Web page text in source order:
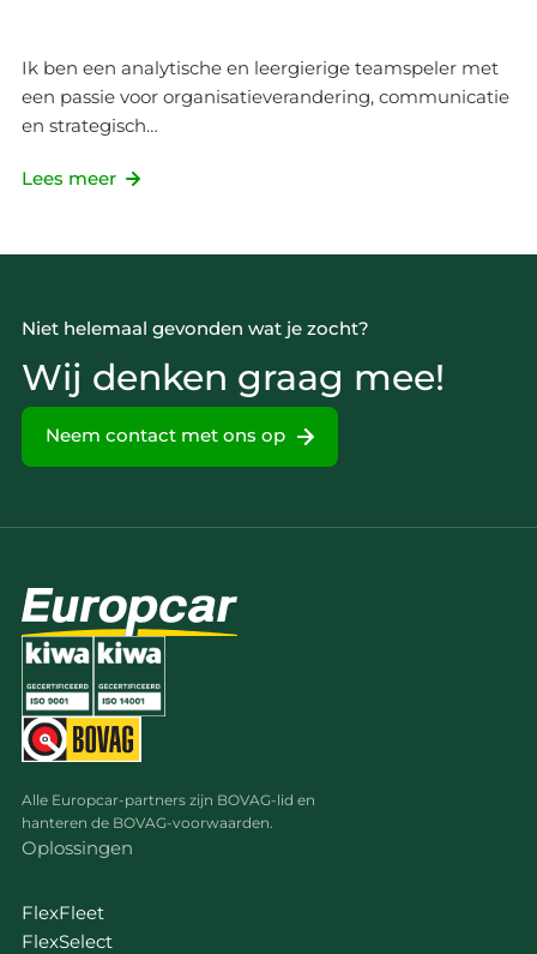
Ik ben een analytische en leergierige teamspeler met
een passie voor organisatieverandering, communicatie
en strategisch…
Lees meer
Niet helemaal gevonden wat je zocht?
Wij denken graag mee!
Neem contact met ons op
Alle Europcar-partners zijn BOVAG-lid en
hanteren de BOVAG-voorwaarden.
Oplossingen
FlexFleet
FlexSelect